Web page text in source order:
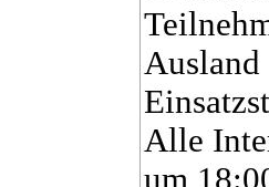
Ausland
Alle
um